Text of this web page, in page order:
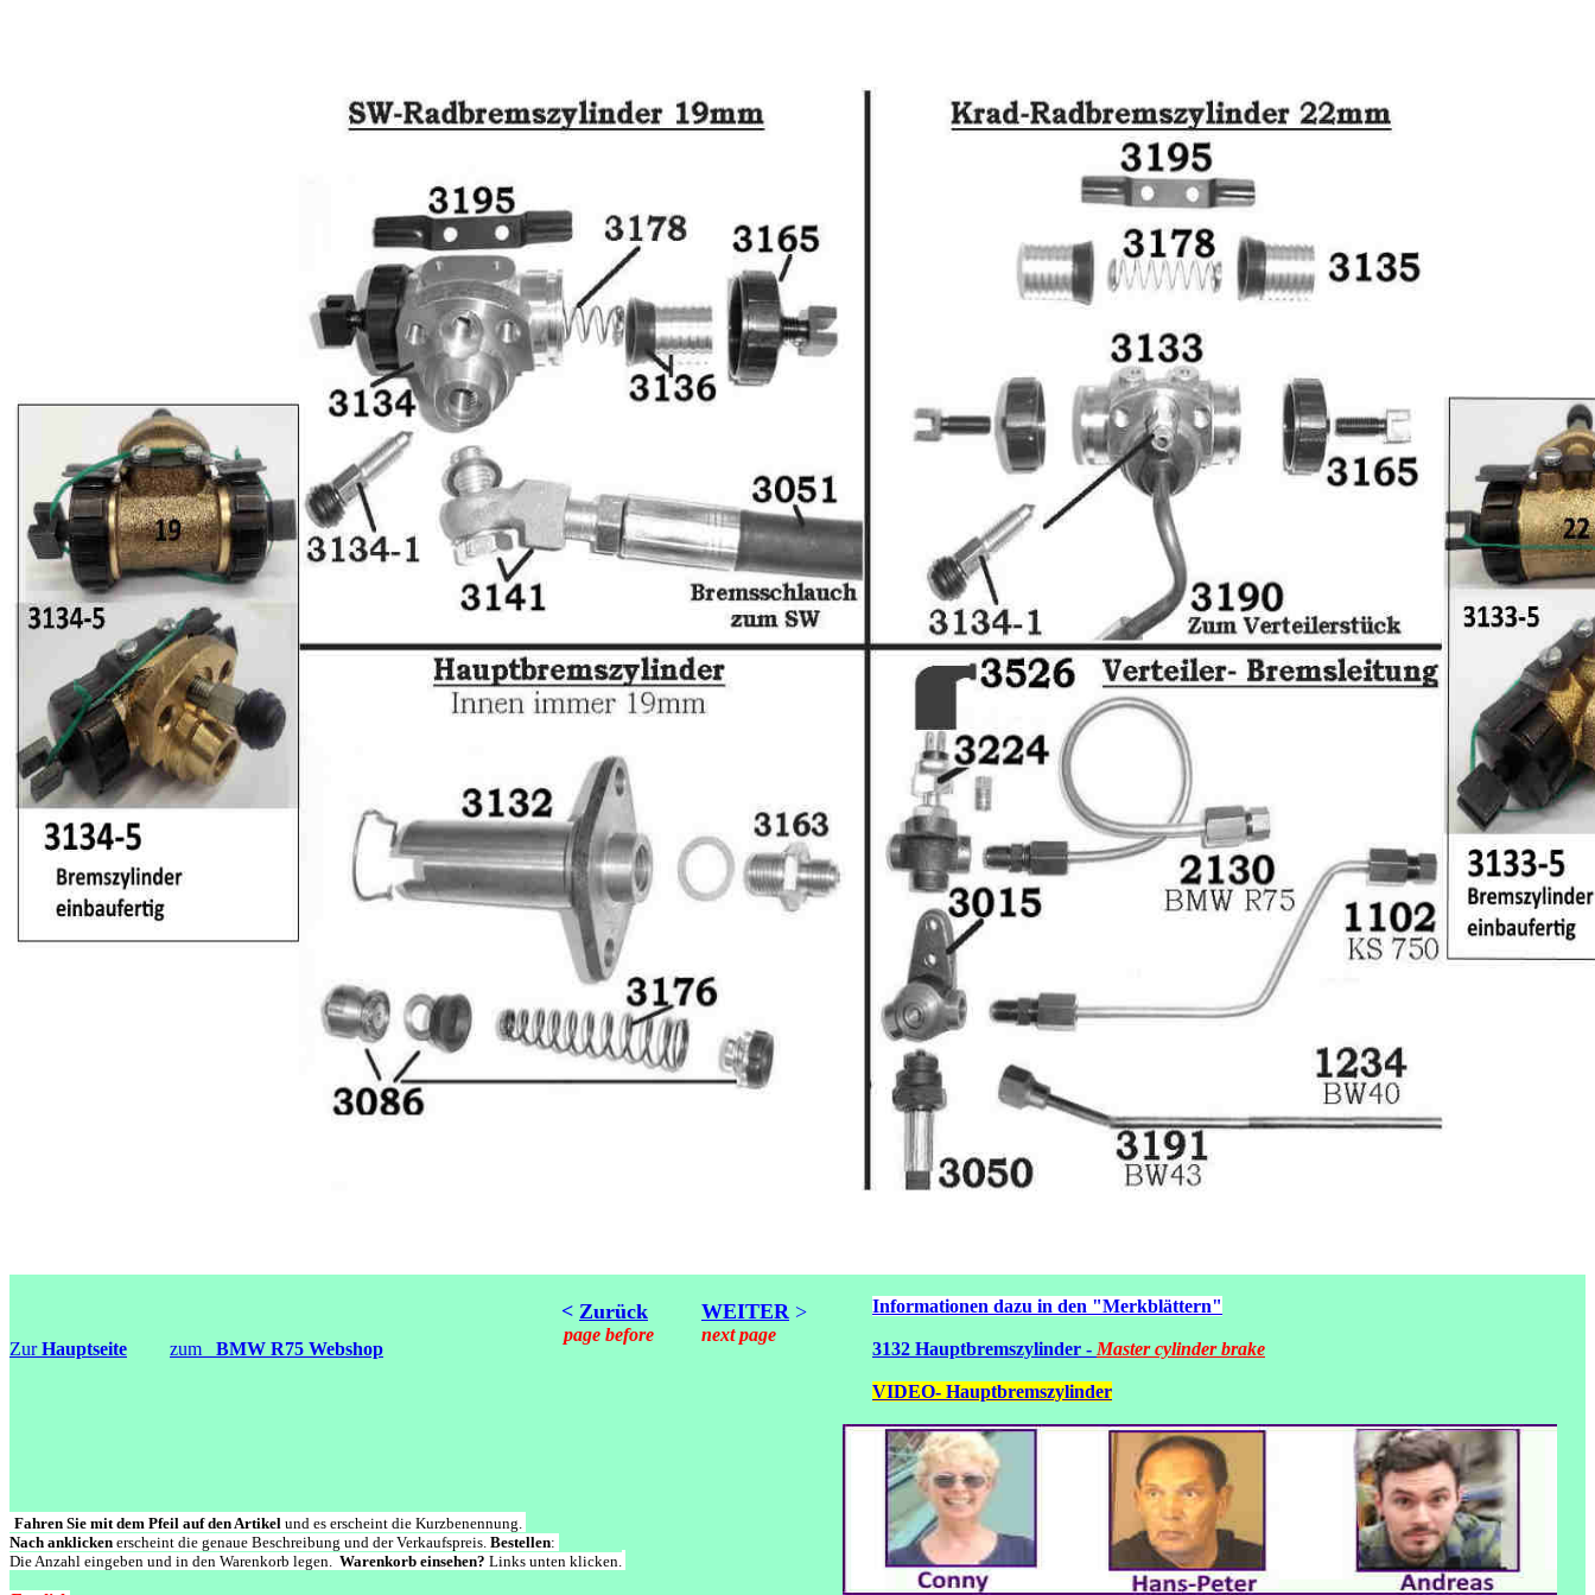
ZurHauptseite zum BMW R75 Webshop
< Zurück WEITER >
page before next page
Informationen dazu in den "Merkblättern"
3132 Hauptbremszylinder - Master cylinder brake
VIDEO- Hauptbremszylinder
Fahren Sie mit dem Pfeil auf den Artikel und es erscheint die Kurzbenennung.
Nach anklicken erscheint die genaue Beschreibung und der Verkaufspreis. Bestellen:
Die Anzahl eingeben und in den Warenkorb legen. Warenkorb einsehen? Links unten klicken.